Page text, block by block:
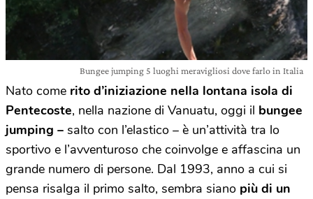
Bungee jumping 5 luoghi meravigliosi dove farlo in Italia
Nato come rito d’iniziazione nella lontana isola di
Pentecoste, nella nazione di Vanuatu, oggi il bungee
jumping – salto con l’elastico – è un’attività tra lo
sportivo e l’avventuroso che coinvolge e affascina un
grande numero di persone. Dal 1993, anno a cui si
pensa risalga il primo salto, sembra siano più di un